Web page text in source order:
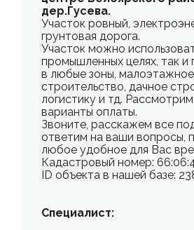
дер.Гусева.
Участок ровный,
грунтовая дорога.
Участок можно
промышленных целях, так и
в любые зоны, малоэтажное
строительство, дачное
логистику и тд.
варианты оплаты.
Звоните, расскажем все
ответим на ваши вопросы,
любое удобное для Вас
Кадастровый номер:
ID объекта в нашей базе:
Специалист: